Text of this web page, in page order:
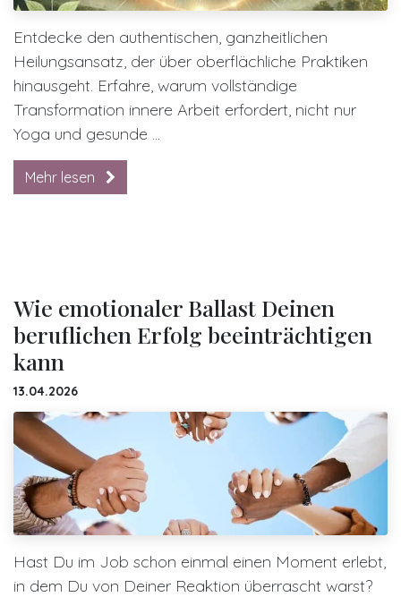
Entdecke den authentischen, ganzheitlichen
Heilungsansatz, der über oberflächliche Praktiken
hinausgeht. Erfahre, warum vollständige
Transformation innere Arbeit erfordert, nicht nur
Yoga und gesunde ...
Mehr lesen
Wie emotionaler Ballast Deinen
beruflichen Erfolg beeinträchtigen
kann
13.04.2026
Hast Du im Job schon einmal einen Moment erlebt,
in dem Du von Deiner Reaktion überrascht warst?